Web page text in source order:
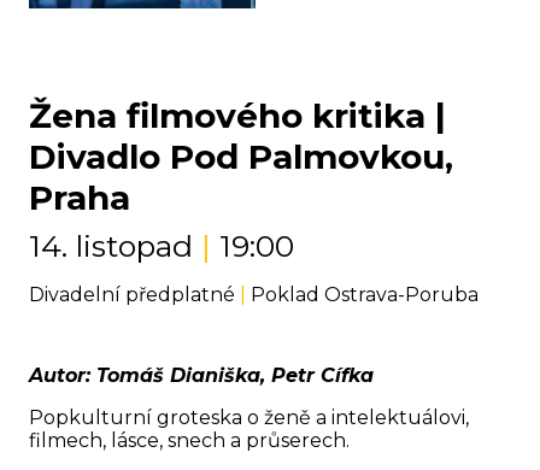
Žena filmového kritika |
Divadlo Pod Palmovkou,
Praha
14. listopad | 19:00
Divadelní předplatné Poklad Ostrava-Poruba
Autor: Tomáš Dianiška, Petr Cífka
Popkulturní groteska o ženě a intelektuálovi,
filmech, lásce, snech a průserech.